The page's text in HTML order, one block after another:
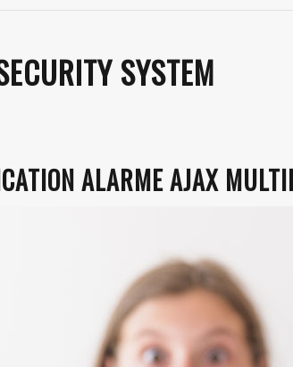
SYSTEM
ALARME AJAX